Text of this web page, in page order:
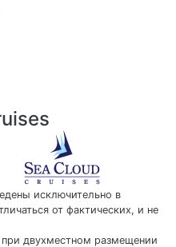
исключительно в
от фактических, и не
двухместном размещении